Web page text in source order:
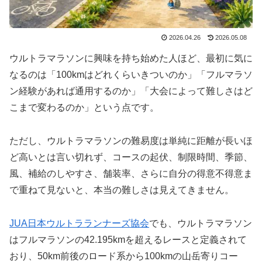
2026.04.26 2026.05.08
ウルトラマラソンに興味を持ち始めた人ほど、最初に気に
なるのは「100kmはどれくらいきついのか」「フルマラソ
ン経験があれば通用するのか」「大会によって難しさはど
こまで変わるのか」という点です。
ただし、ウルトラマラソンの難易度は単純に距離が長いほ
ど高いとは言い切れず、コースの起伏、制限時間、季節、
風、補給のしやすさ、舗装率、さらに自分の得意不得意ま
で重ねて見ないと、本当の難しさは見えてきません。
JUA日本ウルトラランナーズ協会でも、ウルトラマラソン
はフルマラソンの42.195kmを超えるレースと定義されて
おり、50km前後のロード系から100kmの山岳寄りコー